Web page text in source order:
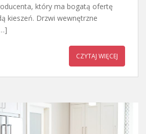
który ma bogatą ofertę
kieszeń. Drzwi wewnętrzne
CZYTAJ WIĘCEJ